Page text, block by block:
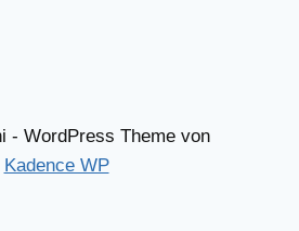
- WordPress Theme von
Kadence WP